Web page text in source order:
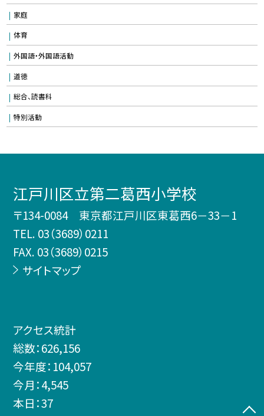
家庭
体育
外国語・外国語活動
道徳
総合、読書科
特別活動
江戸川区立第二葛西小学校
〒134-0084 東京都江戸川区東葛西6－33－1
TEL. 03（3689）0211
FAX. 03（3689）0215
サイトマップ
アクセス統計
総数：626,156
今年度： 104,057
今月：4,545
本日：37